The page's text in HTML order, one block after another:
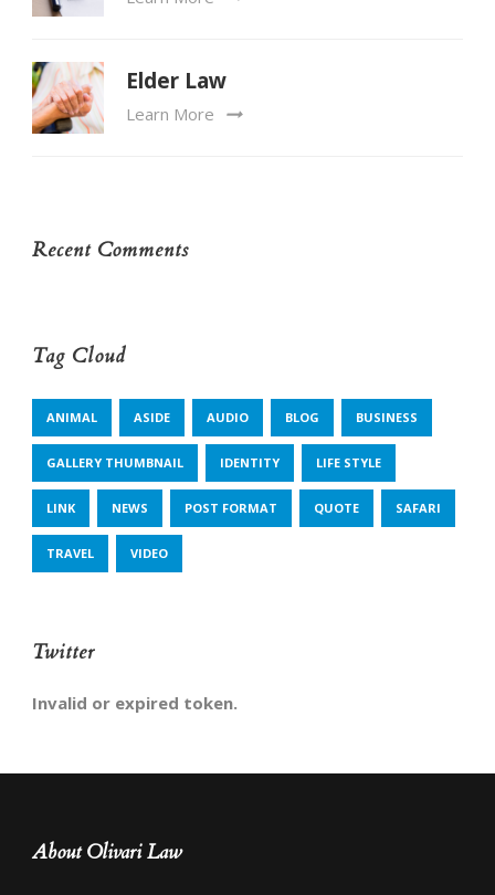
Elder Law
Learn More
Recent Comments
Tag Cloud
ANIMAL ASIDE AUDIO BLOG BUSINESS
GALLERY THUMBNAIL IDENTITY LIFE STYLE
LINK NEWS POST FORMAT QUOTE SAFARI
TRAVEL VIDEO
Twitter
Invalid or expired token.
About Olivari Law